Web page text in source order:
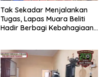
Tak Sekadar Menjalankan
Tugas, Lapas Muara Beliti
Hadir Berbagi Kebahagiaan